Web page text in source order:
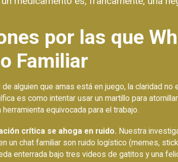
por las que
Familiar
de alguien que amas está en juego, la claridad
es como intentar usar un martillo para
equivocada para el trabajo.
crítica se ahoga en ruido. Nuestra
un chat familiar son ruido logístico (memes,
enterrada bajo tres videos de gatitos y una